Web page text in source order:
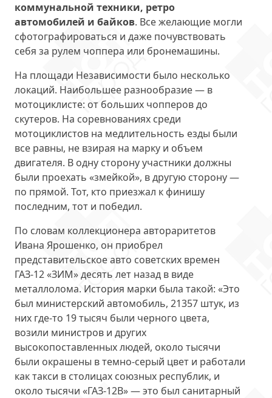
коммунальной техники, ретро
автомобилей и байков. Все желающие могли
сфотографироваться и даже почувствовать
себя за рулем чоппера или бронемашины.
На площади Независимости было несколько
локаций. Наибольшее разнообразие — в
мотоциклисте: от больших чопперов до
скутеров. На соревнованиях среди
мотоциклистов на медлительность езды были
все равны, не взирая на марку и объем
двигателя. В одну сторону участники должны
были проехать «змейкой», в другую сторону —
по прямой. Тот, кто приезжал к финишу
последним, тот и победил.
По словам коллекционера автораритетов
Ивана Ярошенко, он приобрел
представительское авто советских времен
ГАЗ-12 «ЗИМ» десять лет назад в виде
металлолома. История марки была такой: «Это
был министерский автомобиль, 21357 штук, из
них где-то 19 тысяч были черного цвета,
возили министров и других
высокопоставленных людей, около тысячи
были окрашены в темно-серый цвет и работали
как такси в столицах союзных республик, и
около тысячи «ГАЗ-12В» — это был санитарный